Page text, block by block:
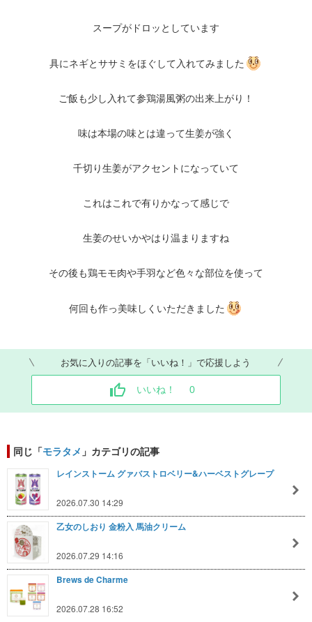
スープがドロッとしています
具にネギとササミをほぐして入れてみました
ご飯も少し入れて参鶏湯風粥の出来上がり！
味は本場の味とは違って生姜が強く
千切り生姜がアクセントになっていて
これはこれで有りかなって感じで
生姜のせいかやはり温まりますね
その後も鶏モモ肉や手羽など色々な部位を使って
何回も作っ美味しくいただきました
お気に入りの記事を「いいね！」で応援しよう
いいね！ 0
同じ「モラタメ 」カテゴリの記事
レインストーム グァバストロベリー&ハーベストグレープ
2026.07.30 14:29
乙女のしおり 金粉入 馬油クリーム
2026.07.29 14:16
Brews de Charme
2026.07.28 16:52